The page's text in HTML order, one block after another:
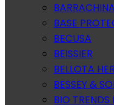
BASE
BECUSA
BEISSIER
BELLOTA
BESSEY &
BIO TRENDS